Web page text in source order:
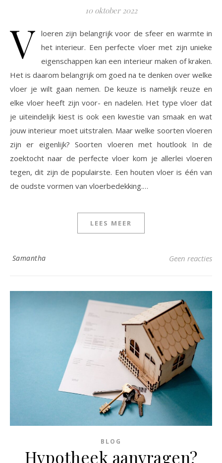
10 oktober 2022
V loeren zijn belangrijk voor de sfeer en warmte in
het interieur. Een perfecte vloer met zijn unieke
eigenschappen kan een interieur maken of kraken.
Het is daarom belangrijk om goed na te denken over welke
vloer je wilt gaan nemen. De keuze is namelijk reuze en
elke vloer heeft zijn voor- en nadelen. Het type vloer dat
je uiteindelijk kiest is ook een kwestie van smaak en wat
jouw interieur moet uitstralen. Maar welke soorten vloeren
zijn er eigenlijk? Soorten vloeren met houtlook In de
zoektocht naar de perfecte vloer kom je allerlei vloeren
tegen, dit zijn de populairste. Een houten vloer is één van
de oudste vormen van vloerbedekking.…
LEES MEER
Samantha Geen reacties
BLOG
Hypotheek aanvragen?